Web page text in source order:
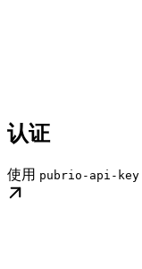
认证
使用 pubrio-api-key